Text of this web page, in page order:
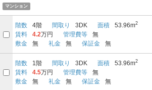
マンション
階数 4階 間取り 3DK 面積 53.96m2
賃料 4.2万円 管理費等
無
敷金
無 礼金 無 保証金 無
階数 1階 間取り 3DK 面積 53.96m2
賃料 4.5万円 管理費等
無
敷金
無 礼金 無 保証金 無